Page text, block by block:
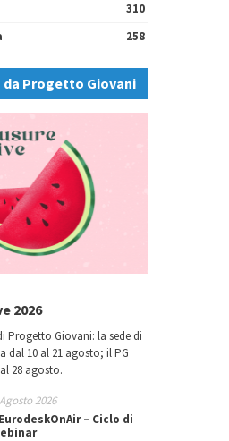
310
258
da Progetto Giovani
2026
Progetto Giovani: la sede di
dal 10 al 21 agosto; il PG
28 agosto.
2026
– Ciclo di